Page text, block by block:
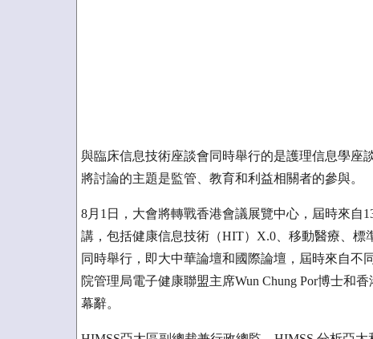
與臨床信息技術座談會同時舉行的是護理信息學座
將討論的主題是監管、教育和利益相關者的參與。
8月1日，大會將轉戰香港會議展覽中心，屆時來自
講，包括健康信息技術（HIT）X.0、移動醫療、
同時舉行，即大中華論壇和國際論壇，屆時來自不
院管理局電子健康聯盟主席Wun Chung Por博士和
幕辭。